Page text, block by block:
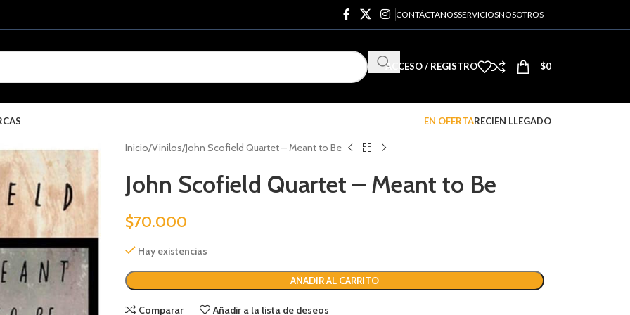
CONTÁCTANOSSERVICIOSNOSOTROS
ACCESO / REGISTRO $0
EN OFERTARECIEN LLEGADO
Inicio Vinilos John Scofield Quartet – Meant to Be
John Scofield Quartet – Meant to Be
$70.000
Hay existencias
AÑADIR AL CARRITO
Comparar Añadir a la lista de deseos